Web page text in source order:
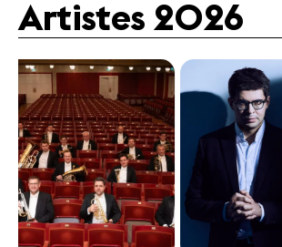
Artistes 2026